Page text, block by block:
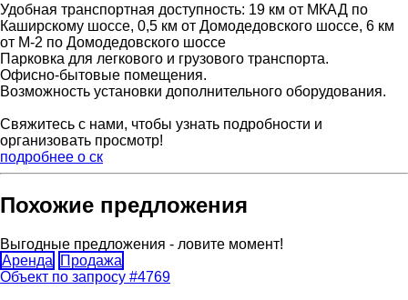
Удобная транспортная доступность: 19 км от МКАД по
Каширскому шоссе, 0,5 км от Домодедовского шоссе, 6 км
от М-2 по Домодедовского шоссе
Парковка для легкового и грузового транспорта.
Офисно-бытовые помещения.
Возможность установки дополнительного оборудования.
Свяжитесь с нами, чтобы узнать подробности и
организовать просмотр!
подробнее о ск
Похожие предложения
Выгодные предложения - ловите момент!
Аренда
Продажа
Объект по запросу #4769